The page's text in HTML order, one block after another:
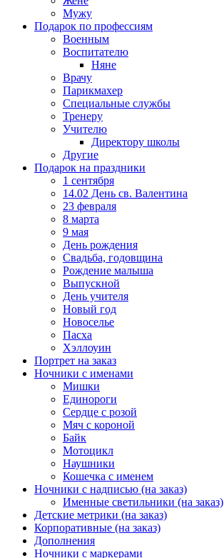
Мужу
Подарок по профессиям
Военным
Воспитателю
Няне
Врачу
Парикмахер
Специальные службы
Тренеру
Учителю
Директору школы
Другие
Подарок на праздники
1 сентября
14.02 День св. Валентина
23 февраля
8 марта
9 мая
День рождения
Свадьба, годовщина
Рождение малыша
Выпускной
День учителя
Новый год
Новоселье
Пасха
Хэллоуин
Портрет на заказ
Ночники с именами
Мишки
Единороги
Сердце с розой
Мяч с короной
Байк
Мотоцикл
Наушники
Кошечка с именем
Ночники с надписью (на заказ)
Именные светильники (на заказ)
Детские метрики (на заказ)
Корпоративные (на заказ)
Дополнения
Ночники с маркерами